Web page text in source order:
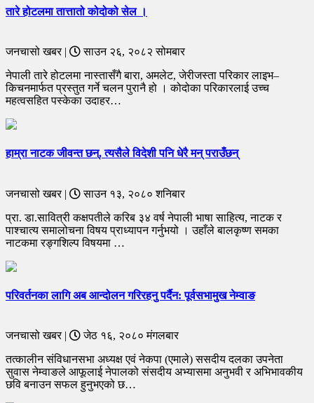
तारे होटलमा तात्तातो कोदोको सेल ।
जनचासो खबर |
साउन २६, २०८२ सोमबार
नेपाली तारे होटलमा नास्तासँगै बारा, अमलेट, जेरीजस्ता परिकार लाइभ–
किचनमार्फत प्रस्तुत गर्ने चलन पुरानै हो । कोदोका परिकारलाई उच्च
महत्वसहित पस्केका उदाहर…
हाम्रा नाटक जीवन्त छन्, त्यसैले विदेशी पनि धेरै मन् पराउँछन्
जनचासो खबर |
साउन १३, २०८० शनिबार
प्रा. डा.सावित्री कक्षपतीले करिब ३४ वर्ष नेपाली भाषा साहित्य, नाटक र
पाश्चात्य समालोचना विषय प्राध्यापन गर्नुभयो । उहाँले बालकृष्ण समका
नाटकमा रङ्गशिल्प विषयमा …
परिवर्तनका लागि अब आन्दोलन गरिरहनु पर्दैन: पूर्वसभामुख नेम्वाङ
जनचासो खबर |
जेठ १६, २०८० मंगलबार
तत्कालीन संविधानसभा अध्यक्ष एवं नेकपा (एमाले) ससदीय दलका उपनेता
सुवास नेम्वाङले आफूलाई नेपालको संसदीय अभ्यासमा अनुभवी र अभिभावकीय
छवि बनाउन सफल हुनुभएको छ…